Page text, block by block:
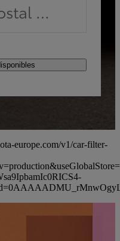
/
europe.com/v1/car-filter-